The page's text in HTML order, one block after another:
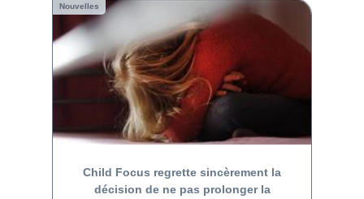
Nouvelles
Child Focus regrette sincèrement la
décision de ne pas prolonger la